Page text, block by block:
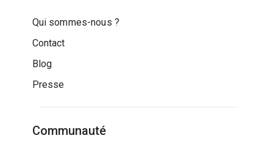
Qui sommes-nous ?
Contact
Blog
Presse
Communauté